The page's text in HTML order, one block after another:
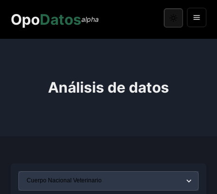
OpoDatosalpha
Análisis de datos